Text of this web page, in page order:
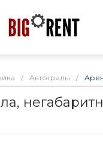
/ Автотралы /